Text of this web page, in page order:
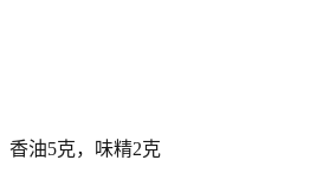
香油5克，味精2克